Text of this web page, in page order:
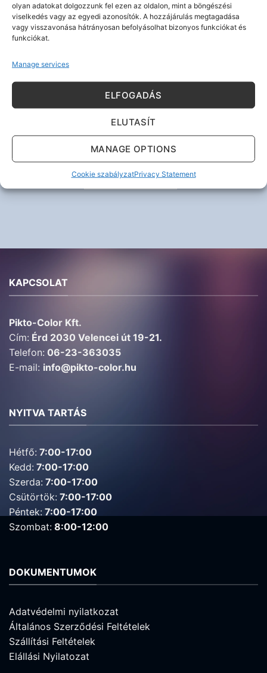
olyan adatokat dolgozzunk fel ezen az oldalon, mint a böngészési
viselkedés vagy az egyedi azonosítók. A hozzájárulás megtagadása
vagy visszavonása hátrányosan befolyásolhat bizonyos funkciókat és
funkciókat.
Manage services
ELFOGADÁS
ELUTASÍT
MANAGE OPTIONS
Cookie szabályzatPrivacy Statement
KÜLDÉS
KAPCSOLAT
Pikto-Color Kft.
Cím: Érd 2030 Velencei út 19-21.
Telefon: 06-23-363035
E-mail: info@pikto-color.hu
NYITVA TARTÁS
Hétfő: 7:00-17:00
Kedd: 7:00-17:00
Szerda: 7:00-17:00
Csütörtök: 7:00-17:00
Péntek: 7:00-17:00
Szombat: 8:00-12:00
DOKUMENTUMOK
Adatvédelmi nyilatkozat
Általános Szerződési Feltételek
Szállítási Feltételek
Elállási Nyilatozat